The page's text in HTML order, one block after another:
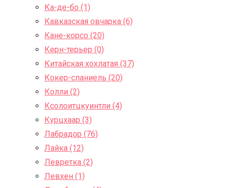
Ка-де-бо (1)
Кавказская овчарка (6)
Кане-корсо (20)
Керн-терьер (0)
Китайская хохлатая (37)
Кокер-спаниель (20)
Колли (2)
Ксолоитцкуинтли (4)
Курцхаар (3)
Лабрадор (76)
Лайка (12)
Левретка (2)
Левхен (1)